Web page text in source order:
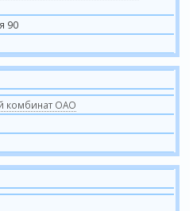
90
комбинат ОАО